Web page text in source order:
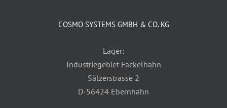
COSMO SYSTEMS GMBH & CO. KG
Lager:
Industriegebiet Fackelhahn
Sälzerstrasse 2
D-56424 Ebernhahn